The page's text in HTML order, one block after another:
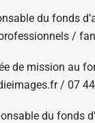
du fonds
/
de mission au
/ 07
du fonds